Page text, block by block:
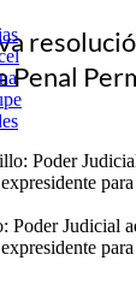
Penal
Poder Judicial